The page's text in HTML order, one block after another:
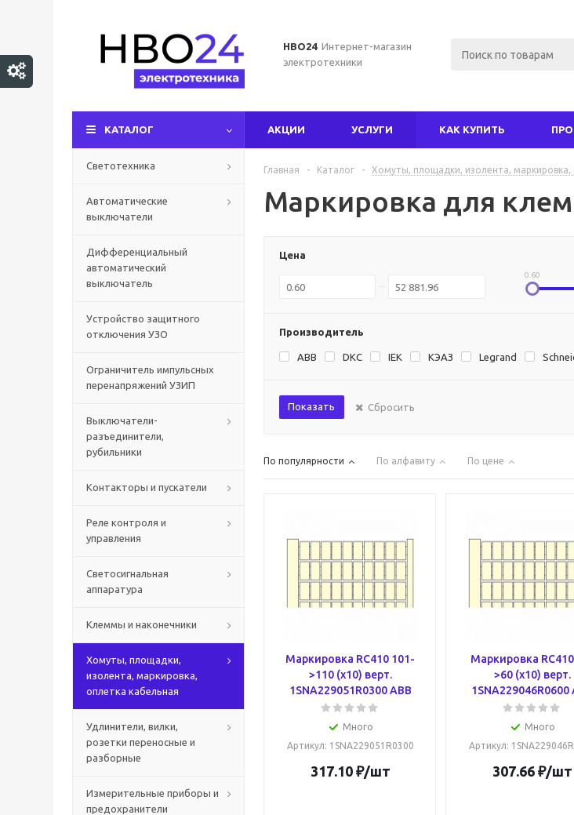
НВО24 Интернет-магазин
электротехники
КАТАЛОГ АКЦИИ УСЛУГИ КАК КУПИТЬ
Светотехника
Автоматические
выключатели
Дифференциальный
автоматический
выключатель
Устройство защитного
отключения УЗО
Ограничитель импульсных
перенапряжений УЗИП
Выключатели-
разъединители,
рубильники
Контакторы и пускатели
Реле контроля и
управления
Светосигнальная
аппаратура
Клеммы и наконечники
Хомуты, площадки,
изолента, маркировка,
оплетка кабельная
Удлинители, вилки,
розетки переносные и
разборные
Измерительные приборы и
предохранители
Главная - Каталог - Хомуты, площадки, изолента, маркировка,
Маркировка для
Цена
0.60
Производитель
ABB DKC IEK KЭAЗ Legrand
Показать Сбросить
По популярности По алфавиту По цене
Маркировка RC410 101-
>110 (x10) верт.
1SNA229051R0300 ABB
Много
Артикул: 1SNA229051R0300
317.10₽/шт
Маркировка
>60 (x10) верт.
1SNA229046R0600
Много
Артикул:
307.66₽/шт